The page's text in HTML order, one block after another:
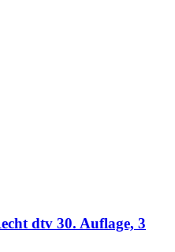
dtv 30. Auflage, 3